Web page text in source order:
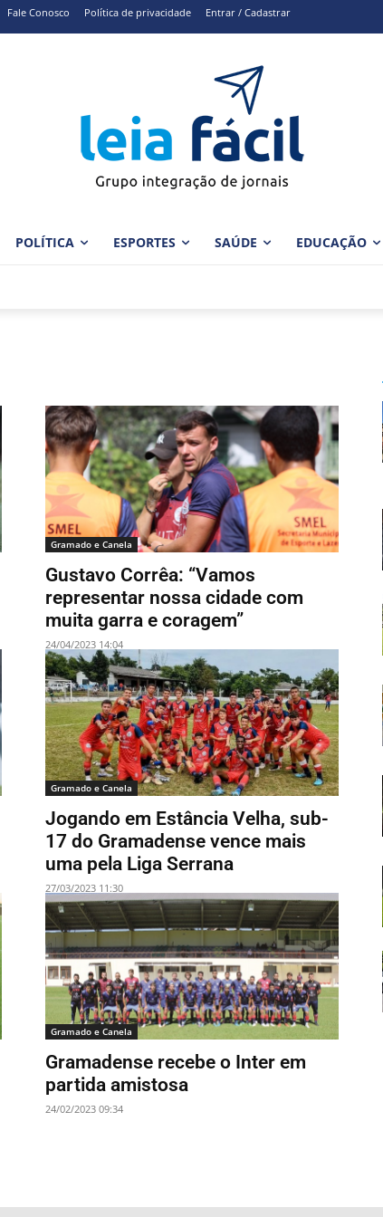
Fale Conosco Política de privacidade Entrar / Cadastrar
POLÍTICA ESPORTES SAÚDE EDUCAÇÃO
Gramado e Canela
Gustavo Corrêa: “Vamos
representar nossa cidade com
muita garra e coragem”
24/04/2023 14:04
Gramado e Canela
Jogando em Estância Velha, sub-
17 do Gramadense vence mais
uma pela Liga Serrana
27/03/2023 11:30
Gramado e Canela
Gramadense recebe o Inter em
partida amistosa
24/02/2023 09:34